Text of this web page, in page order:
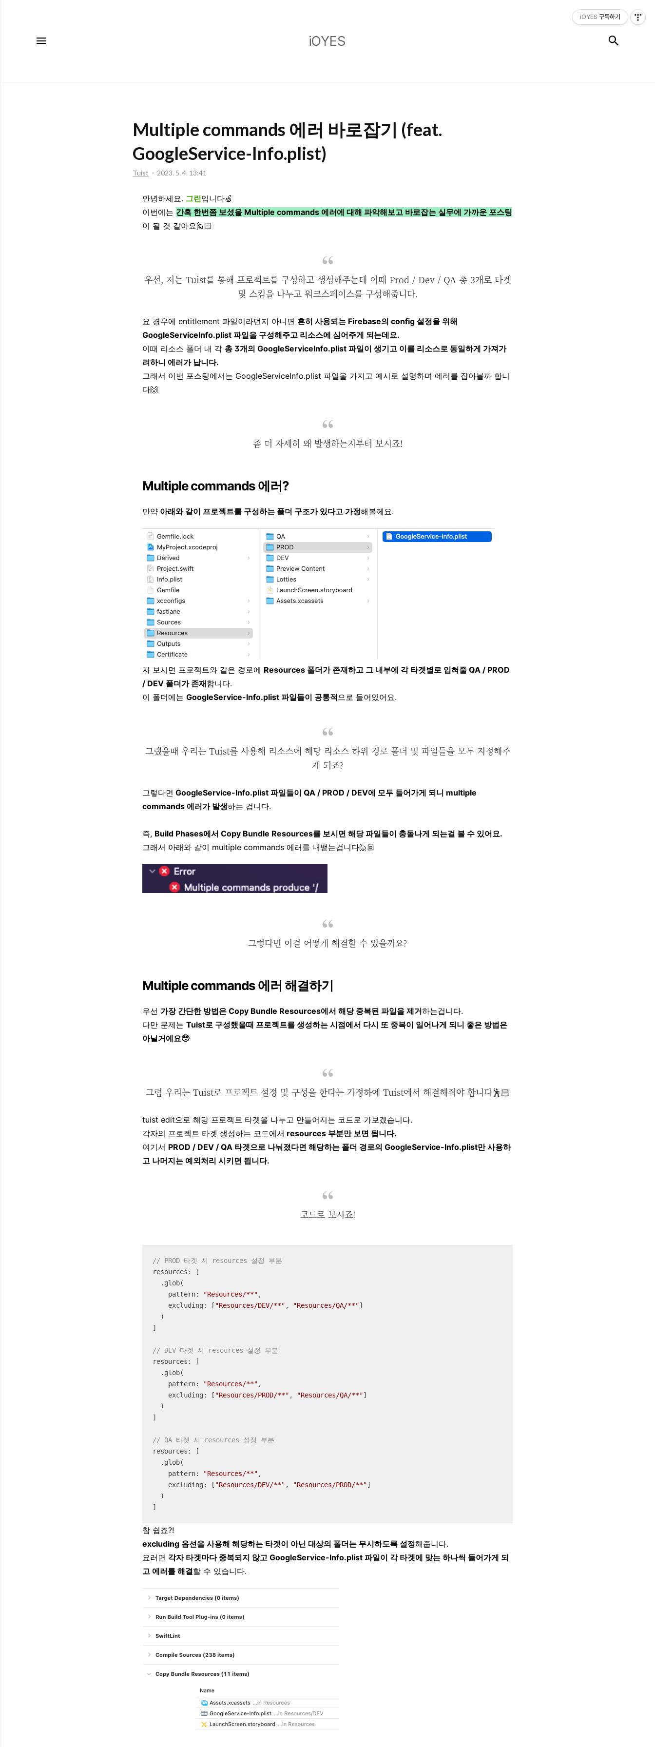
iOYES
Multiple commands 에러 바로잡기 (feat.
GoogleService-Info.plist)
Tuist 2023. 5. 4. 13:41
안녕하세요. 그린입니다🍏
이번에는 간혹 한번쯤 보셨을 Multiple commands 에러에 대해 파악해보고 바로잡는 실무에 가까운 포스팅
이 될 것 같아요🙋🏻
우선, 저는 Tuist를 통해 프로젝트를 구성하고 생성해주는데 이때 Prod / Dev / QA 총 3개로 타겟
및 스킴을 나누고 워크스페이스를 구성해줍니다.
요 경우에 entitlement 파일이라던지 아니면 흔히 사용되는 Firebase의 config 설정을 위해
GoogleServiceInfo.plist 파일을 구성해주고 리소스에 심어주게 되는데요.
이때 리소스 폴더 내 각 총 3개의 GoogleServiceInfo.plist 파일이 생기고 이를 리소스로 동일하게 가져가
려하니 에러가 납니다.
그래서 이번 포스팅에서는 GoogleServiceInfo.plist 파일을 가지고 예시로 설명하며 에러를 잡아볼까 합니
다🙌
좀 더 자세히 왜 발생하는지부터 보시죠!
Multiple commands 에러?
만약 아래와 같이 프로젝트를 구성하는 폴더 구조가 있다고 가정해볼께요.
자 보시면 프로젝트와 같은 경로에 Resources 폴더가 존재하고 그 내부에 각 타겟별로 입혀줄 QA / PROD
/ DEV 폴더가 존재합니다.
이 폴더에는 GoogleService-Info.plist 파일들이 공통적으로 들어있어요.
그랬을때 우리는 Tuist를 사용해 리소스에 해당 리소스 하위 경로 폴더 및 파일들을 모두 지정해주
게 되죠?
그렇다면 GoogleService-Info.plist 파일들이 QA / PROD / DEV에 모두 들어가게 되니 multiple
commands 에러가 발생하는 겁니다.
즉, Build Phases에서 Copy Bundle Resources를 보시면 해당 파일들이 충돌나게 되는걸 볼 수 있어요.
그래서 아래와 같이 multiple commands 에러를 내뱉는겁니다🙋🏻
그렇다면 이걸 어떻게 해결할 수 있을까요?
Multiple commands 에러 해결하기
우선 가장 간단한 방법은 Copy Bundle Resources에서 해당 중복된 파일을 제거하는겁니다.
다만 문제는 Tuist로 구성했을때 프로젝트를 생성하는 시점에서 다시 또 중복이 일어나게 되니 좋은 방법은
아닐거에요🥹
그럼 우리는 Tuist로 프로젝트 설정 및 구성을 한다는 가정하에 Tuist에서 해결해줘야 합니다🕺🏻
tuist edit으로 해당 프로젝트 타겟을 나누고 만들어지는 코드로 가보겠습니다.
각자의 프로젝트 타겟 생성하는 코드에서 resources 부분만 보면 됩니다.
여기서 PROD / DEV / QA 타겟으로 나눠졌다면 해당하는 폴더 경로의 GoogleService-Info.plist만 사용하
고 나머지는 예외처리 시키면 됩니다.
코드로 보시죠!
// PROD 타겟 시 resources 설정 부분
resources: [
    pattern:
"Resources/**" ,
    excluding: [
"Resources/DEV/**" , "Resources/QA/**"]
]
// DEV 타겟 시 resources 설정 부분
resources: [
    pattern:
"Resources/**" ,
    excluding: [
"Resources/PROD/**" , "Resources/QA/**"]
]
// QA 타겟 시 resources 설정 부분
resources: [
    pattern:
"Resources/**" ,
    excluding: [
"Resources/DEV/**" , "Resources/PROD/**"]
]
참 쉽죠?!
excluding 옵션을 사용해 해당하는 타겟이 아닌 대상의 폴더는 무시하도록 설정해줍니다.
요러면 각자 타겟마다 중복되지 않고 GoogleService-Info.plist 파일이 각 타겟에 맞는 하나씩 들어가게 되
고 에러를 해결할 수 있습니다.
iOYES 구독하기